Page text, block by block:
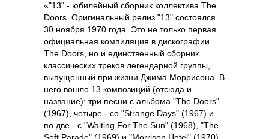
«"13" - юбилейный сборник коллектива The
Doors. Оригинальный релиз "13" состоялся
30 ноября 1970 года. Это не только первая
официальная компиляция в дискографии
The Doors, но и единственный сборник
классических треков легендарной группы,
выпущенный при жизни Джима Моррисона. В
него вошло 13 композиций (отсюда и
название): три песни с альбома "The Doors"
(1967), четыре - со "Strange Days" (1967) и
по две - с "Waiting For The Sun" (1968), "The